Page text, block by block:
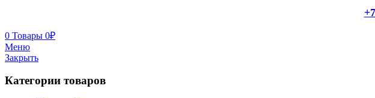
0 Товары 0₽
Меню
Закрыть
Категории товаров